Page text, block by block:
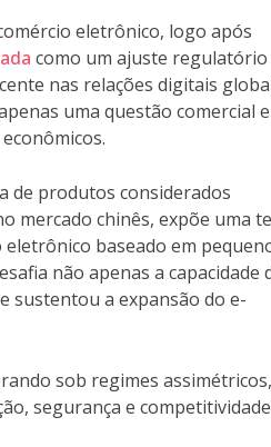
eletrônico, logo após
como um ajuste regulatório
nas relações digitais
uma questão comercial e
de produtos considerados
mercado chinês, expõe uma
baseado em
não apenas a capacidade
sustentou a expansão do e-
sob regimes
segurança e